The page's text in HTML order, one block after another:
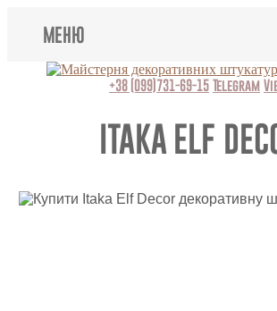
МЕНЮ
Lincrusta
Картини
+38 (099)731-69-15Telegram
ITAKA ELF